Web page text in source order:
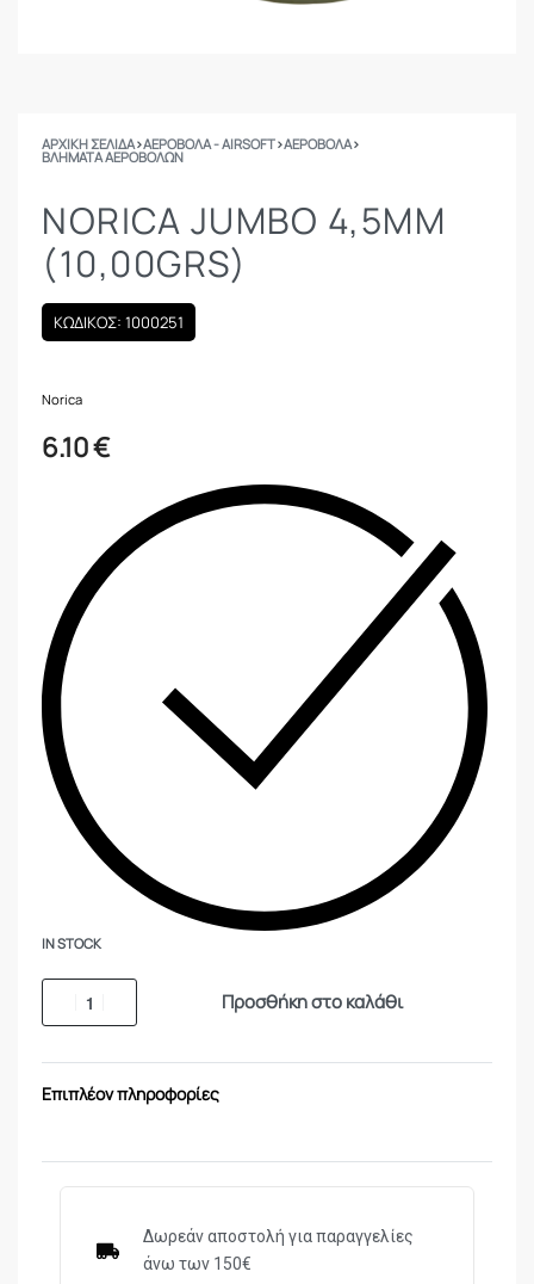
ΑΡΧΙΚΉ ΣΕΛΊΔΑ›ΑΕΡΟΒΟΛΑ - AIRSOFT›ΑΕΡΟΒΟΛΑ›
ΒΛΉΜΑΤΑ ΑΕΡΟΒΌΛΩΝ
NORICA JUMBO 4,5MM
(10,00GRS)
ΚΩΔΙΚΟΣ: 1000251
Norica
6.10€
IN STOCK
Προσθήκη στο καλάθι
Επιπλέον πληροφορίες
Δωρεάν αποστολή για παραγγελίες
άνω των 150€